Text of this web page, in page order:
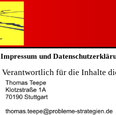
Impressum und
Verantwortlich für die Inhalte